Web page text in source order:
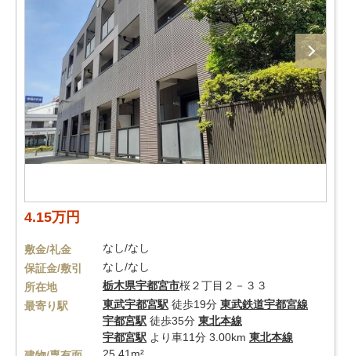
4.15万円
敷金/礼金
なし/なし
保証金/敷引
なし/なし
所在地
栃木県宇都宮市桜２丁目２－３３
最寄り駅
東武宇都宮駅 徒歩19分 東武鉄道宇都宮線
宇都宮駅 徒歩35分 東北本線
宇都宮駅 より車11分 3.00km 東北本線